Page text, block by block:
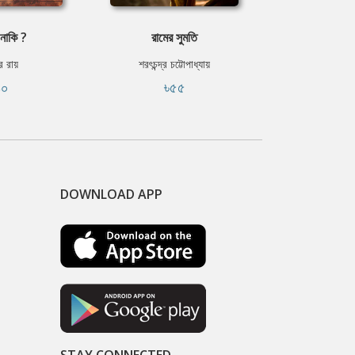
?
রায়
রামের সুমতি
শরৎচন্দ্র চট্টোপাধ্যায়
৳৫৫
DOWNLOAD APP